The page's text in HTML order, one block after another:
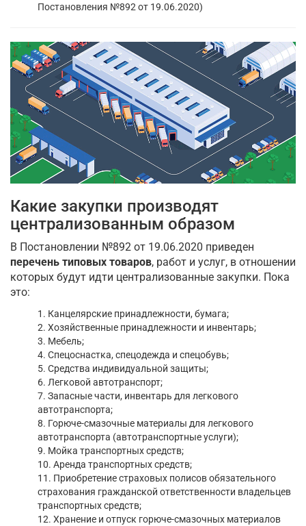
Постановления №892 от 19.06.2020)
Какие закупки производят
централизованным образом
В Постановлении №892 от 19.06.2020 приведен
перечень типовых товаров, работ и услуг, в отношении
которых будут идти централизованные закупки. Пока
это:
1. Канцелярские принадлежности, бумага;
2. Хозяйственные принадлежности и инвентарь;
3. Мебель;
4. Спецоснастка, спецодежда и спецобувь;
5. Средства индивидуальной защиты;
6. Легковой автотранспорт;
7. Запасные части, инвентарь для легкового
автотранспорта;
8. Горюче-смазочные материалы для легкового
автотранспорта (автотранспортные услуги);
9. Мойка транспортных средств;
10. Аренда транспортных средств;
11. Приобретение страховых полисов обязательного
страхования гражданской ответственности владельцев
транспортных средств;
12. Хранение и отпуск горюче-смазочных материалов